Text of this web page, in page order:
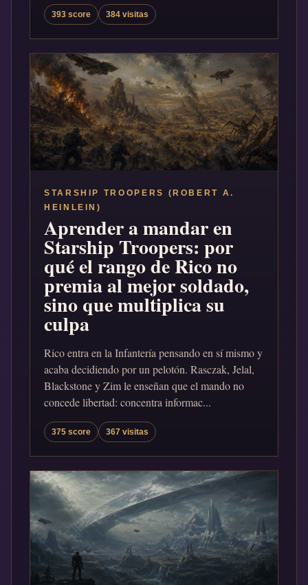
393 score 384 visitas
STARSHIP TROOPERS (ROBERT A.
HEINLEIN)
Aprender a mandar en
Starship Troopers: por
qué el rango de Rico no
premia al mejor soldado,
sino que multiplica su
culpa
Rico entra en la Infantería pensando en sí mismo y
acaba decidiendo por un pelotón. Rasczak, Jelal,
Blackstone y Zim le enseñan que el mando no
concede libertad: concentra informac...
375 score 367 visitas